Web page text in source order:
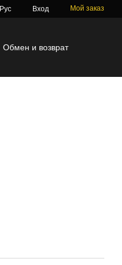
Рус Вход Мой заказ
Обмен и возврат